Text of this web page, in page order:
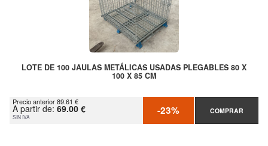
LOTE DE 100 JAULAS METÁLICAS USADAS PLEGABLES 80 X
100 X 85 CM
Precio anterior 89.61 €
A partir de: 69.00 €
SIN IVA -23% COMPRAR